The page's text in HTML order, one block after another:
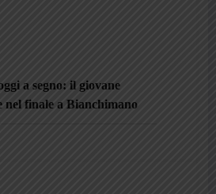
a segno: il giovane
nel finale a Bianchimano